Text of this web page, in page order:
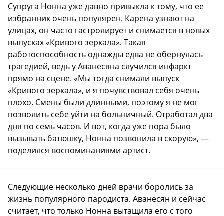
Супруга Нонна уже давно привыкла к тому, что ее
избранник очень популярен. Карена узнают на
улицах, он часто гастролирует и снимается в новых
выпусках «Кривого зеркала». Такая
работоспособность однажды едва не обернулась
трагедией, ведь у Аванесяна случился инфаркт
прямо на сцене. «Мы тогда снимали выпуск
«Кривого зеркала», и я почувствовал себя очень
плохо. Смены были длинными, поэтому я не мог
позволить себе уйти на больничный. Отработал два
дня по семь часов. И вот, когда уже пора было
вызывать батюшку, Нонна позвонила в скорую», —
поделился воспоминаниями артист.
Следующие несколько дней врачи боролись за
жизнь популярного пародиста. Аванесян и сейчас
считает, что только Нонна вытащила его с того